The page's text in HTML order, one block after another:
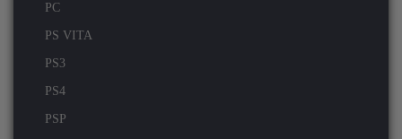
PC
PS VITA
PS3
PS4
PSP